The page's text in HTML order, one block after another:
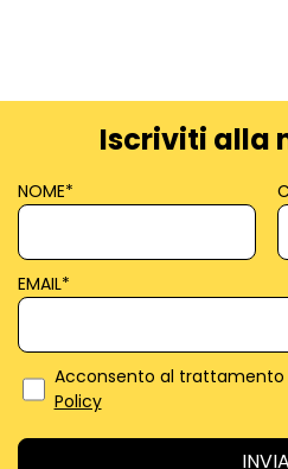
Iscriviti alla
NOME*
EMAIL*
Acconsento al trattamento
Policy